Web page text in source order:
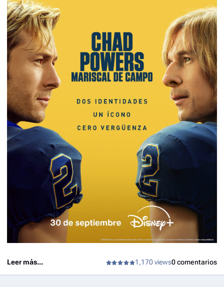
Leer más... 1,170 views0 comentarios